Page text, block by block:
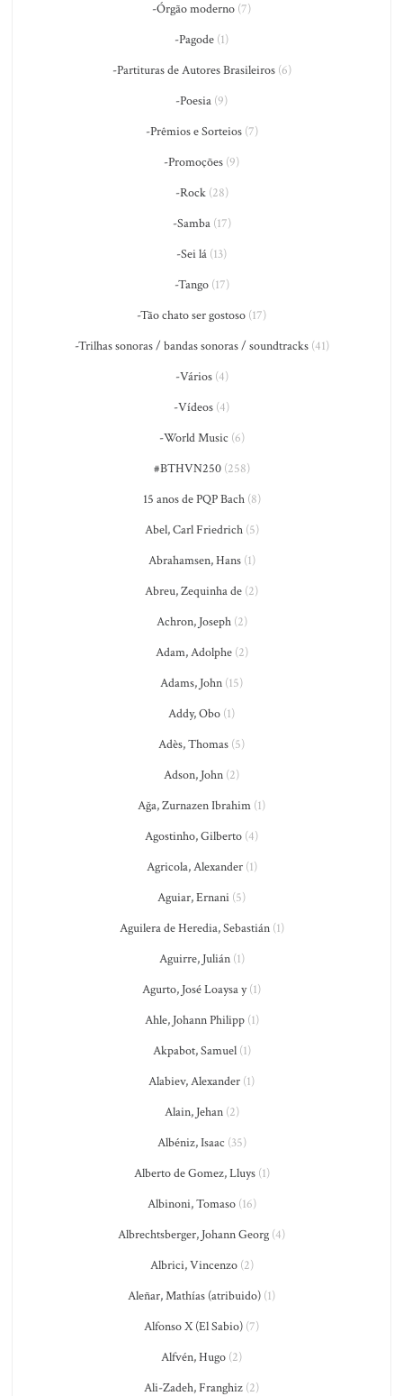
-Órgão moderno (7)
-Pagode (1)
-Partituras de Autores Brasileiros(6)
-Poesia (9)
-Prêmios e Sorteios(7)
-Promoções (9)
-Rock(28)
-Samba(17)
-Sei lá (13)
-Tango(17)
-Tão chato ser gostoso (17)
-Trilhas sonoras / bandas sonoras / soundtracks(41)
-Vários(4)
-Vídeos (4)
-World Music (6)
#BTHVN250(258)
15 anos de PQP Bach(8)
Abel, Carl Friedrich(5)
Abrahamsen, Hans(1)
Abreu, Zequinha de (2)
Achron, Joseph(2)
Adam, Adolphe(2)
Adams, John (15)
Addy, Obo (1)
Adès, Thomas (5)
Adson, John (2)
Ağa, Zurnazen Ibrahim (1)
Agostinho, Gilberto (4)
Agricola, Alexander(1)
Aguiar, Ernani (5)
Aguilera de Heredia, Sebastián(1)
Aguirre, Julián(1)
Agurto, José Loaysa y(1)
Ahle, Johann Philipp(1)
Akpabot, Samuel(1)
Alabiev, Alexander (1)
Alain, Jehan(2)
Albéniz, Isaac (35)
Alberto de Gomez, Lluys(1)
Albinoni, Tomaso(16)
Albrechtsberger, Johann Georg (4)
Albrici, Vincenzo(2)
Aleñar, Mathías (atribuido) (1)
Alfonso X (El Sabio) (7)
Alfvén, Hugo (2)
Ali-Zadeh, Franghiz (2)